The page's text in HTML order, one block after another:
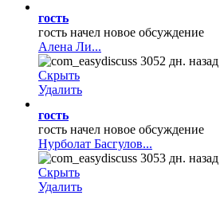
гость
гость начел новое обсуждение
Алена Ли...
3052 дн. назад
Скрыть
Удалить
гость
гость начел новое обсуждение
Нурболат Басгулов...
3053 дн. назад
Скрыть
Удалить